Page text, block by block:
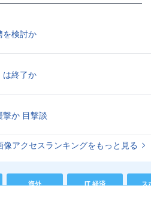
を検討か
は終了か
か 目撃談
像アクセスランキングをもっと見る
海外 IT 経済 ス